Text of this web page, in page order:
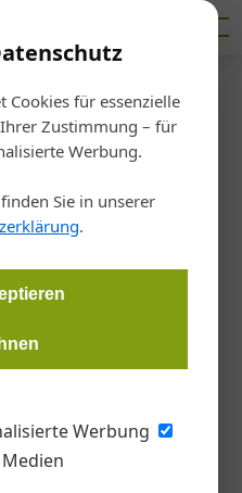
Cookies für essenzielle
Zustimmung – für
Werbung.
Sie in unserer
.
Werbung
Ausbildung
Wettbewerb
02.11.2017, 17:31 Uhr
hat der Architekt
der TU Wien – in den
Dabei stellt sich stets die
Vergleich –
Qualitätsbewertung